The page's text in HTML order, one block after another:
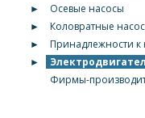
►
Осевые насосы
►
Коловратные
►
Принадлежности к
►
Фирмы-